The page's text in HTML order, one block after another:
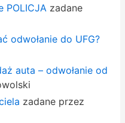
POLICJAzadane
odwołanie do UFG?
auta – odwołanie od
zadane przez